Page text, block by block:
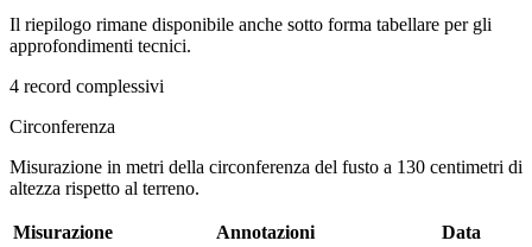
Il riepilogo rimane disponibile anche sotto forma tabellare per gli
approfondimenti tecnici.
4 record complessivi
Circonferenza
Misurazione in metri della circonferenza del fusto a 130 centimetri di
altezza rispetto al terreno.
Misurazione Annotazioni
Data